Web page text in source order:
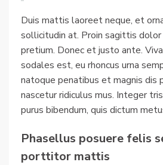
Duis mattis laoreet neque, et
sollicitudin at. Proin sagittis
pretium. Donec et justo ante.
sodales est, eu rhoncus urna
natoque penatibus et magnis dis
nascetur ridiculus mus. Integer
purus bibendum, quis dictum
Phasellus posuere felis
porttitor mattis